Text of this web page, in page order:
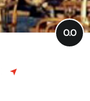
0.0